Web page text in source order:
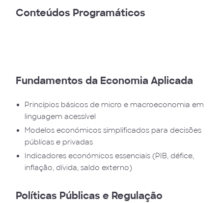
Conteúdos Programáticos
Fundamentos da Economia Aplicada
Princípios básicos de micro e macroeconomia em
linguagem acessível
Modelos económicos simplificados para decisões
públicas e privadas
Indicadores económicos essenciais (PIB, défice,
inflação, dívida, saldo externo)
Políticas Públicas e Regulação